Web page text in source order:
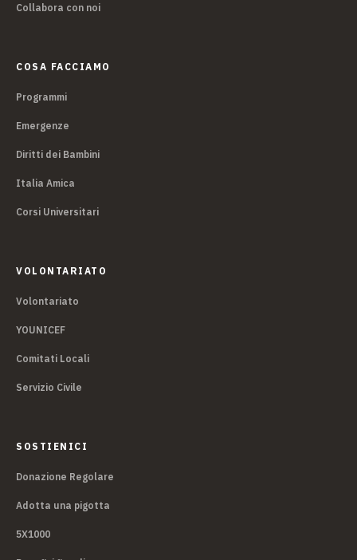
Collabora con noi
COSA FACCIAMO
Programmi
Emergenze
Diritti dei Bambini
Italia Amica
Corsi Universitari
VOLONTARIATO
Volontariato
YOUNICEF
Comitati Locali
Servizio Civile
SOSTIENICI
Donazione Regolare
Adotta una pigotta
5X1000